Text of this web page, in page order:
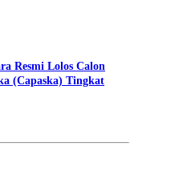
Resmi Lolos Calon
(Capaska) Tingkat